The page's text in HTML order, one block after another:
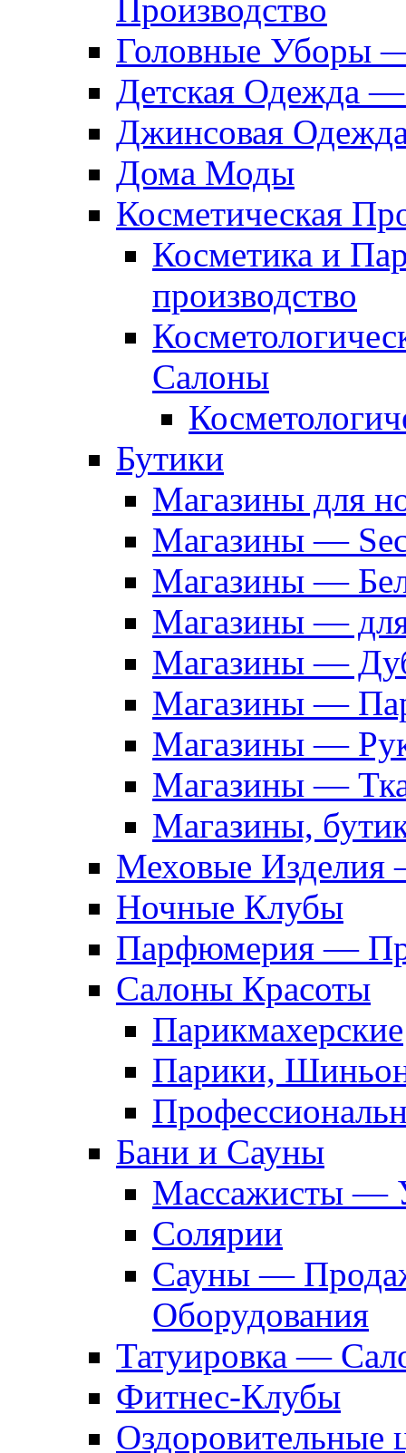
Производство
Головные Уборы
Детская Одежда
Джинсовая
Дома Моды
Косметическая
Косметика и
производство
Салоны
Бутики
Магазины для
Магазины —
Магазины —
Магазины —
Магазины —
Магазины —
Магазины —
Магазины —
Магазины,
Меховые Изделия
Ночные Клубы
Парфюмерия —
Салоны Красоты
Парикмахерские
Парики,
Бани и Сауны
Массажисты —
Солярии
Сауны —
Оборудования
Татуировка —
Фитнес-Клубы
Оздоровительные